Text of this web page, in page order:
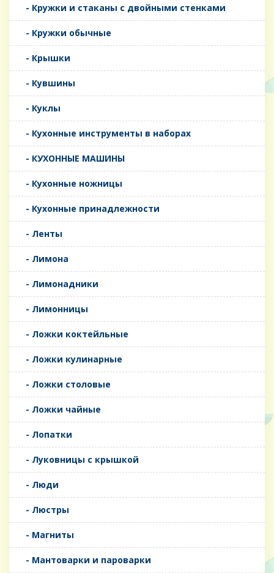
- Кружки и стаканы с двойными стенками
- Кружки обычные
- Крышки
- Кувшины
- Куклы
- Кухонные инструменты в наборах
- КУХОННЫЕ МАШИНЫ
- Кухонные ножницы
- Кухонные принадлежности
- Ленты
- Лимона
- Лимонадники
- Лимонницы
- Ложки коктейльные
- Ложки кулинарные
- Ложки столовые
- Ложки чайные
- Лопатки
- Луковницы с крышкой
- Люди
- Люстры
- Магниты
- Мантоварки и пароварки